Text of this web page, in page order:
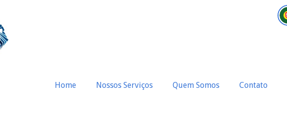
Home Nossos Serviços Quem Somos Contato